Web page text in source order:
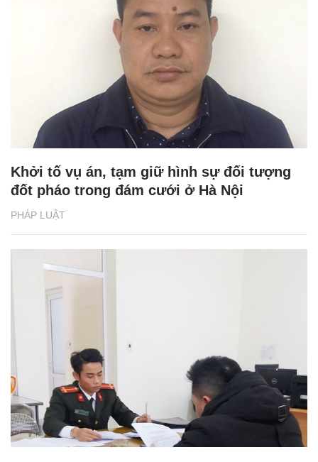
PHÁP LUẬT
Khởi tố vụ án, tạm giữ hình sự đối tượng
đốt pháo trong đám cưới ở Hà Nội